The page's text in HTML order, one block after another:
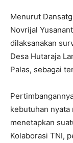
Menurut
Novrijal
dilaksanakan
Desa Hutaraja
Palas, sebagai
kebutuhan nyata
menetapkan
Kolaborasi TNI,